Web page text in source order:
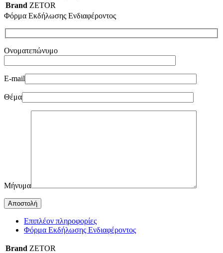
Brand ZETOR
Φόρμα Εκδήλωσης Ενδιαφέροντος
Ονοματεπώνυμο
E-mail
Θέμα
Μήνυμα
Επιπλέον πληροφορίες
Φόρμα Εκδήλωσης Ενδιαφέροντος
Brand ZETOR